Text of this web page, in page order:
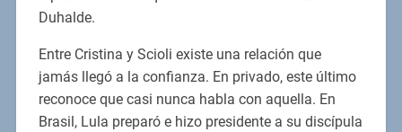
Duhalde.
Entre Cristina y Scioli existe una relación que
jamás llegó a la confianza. En privado, este último
reconoce que casi nunca habla con aquella. En
Brasil, Lula preparó e hizo presidente a su discípula